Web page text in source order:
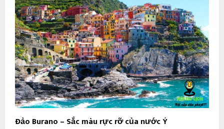
Đảo Burano – Sắc màu rực rỡ của nước Ý